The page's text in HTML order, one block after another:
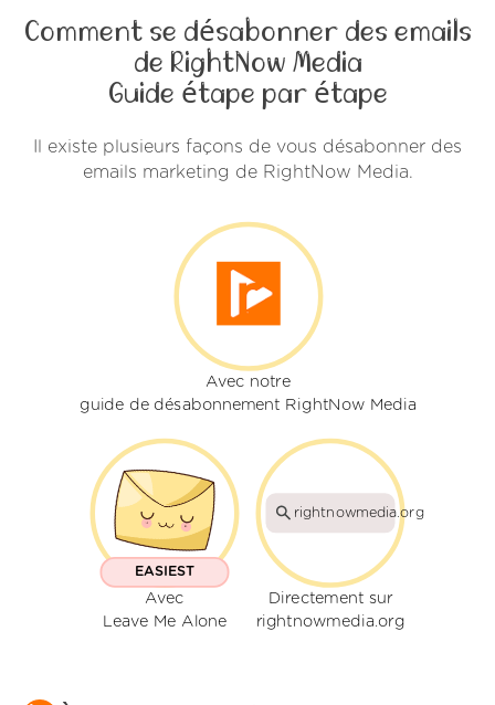
Comment se désabonner des emails
de RightNow Media
Guide étape par étape
Il existe plusieurs façons de vous désabonner des
emails marketing de RightNow Media.
Avec notre
guide de désabonnement RightNow Media
EASIEST
Avec
Leave Me Alone
rightnowmedia.org
Directement sur
rightnowmedia.org